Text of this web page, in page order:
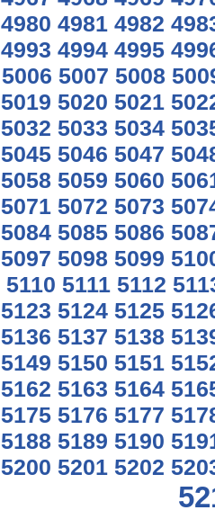
4980 4981 4982
4993 4994 4995
5006 5007 5008
5019 5020 5021
5032 5033 5034
5045 5046 5047
5058 5059 5060
5071 5072 5073
5084 5085 5086
5097 5098 5099
5110 5111 5112
5123 5124 5125
5136 5137 5138
5149 5150 5151
5162 5163 5164
5175 5176 5177
5188 5189 5190
5200 5201 5202